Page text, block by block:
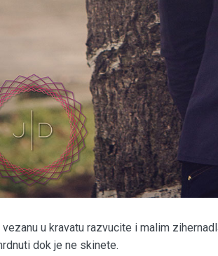
vezanu u kravatu razvucite i malim
dok je ne skinete.